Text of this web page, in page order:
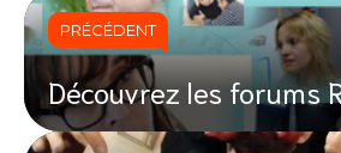
PRÉCÉDENT
Découvrez les forums